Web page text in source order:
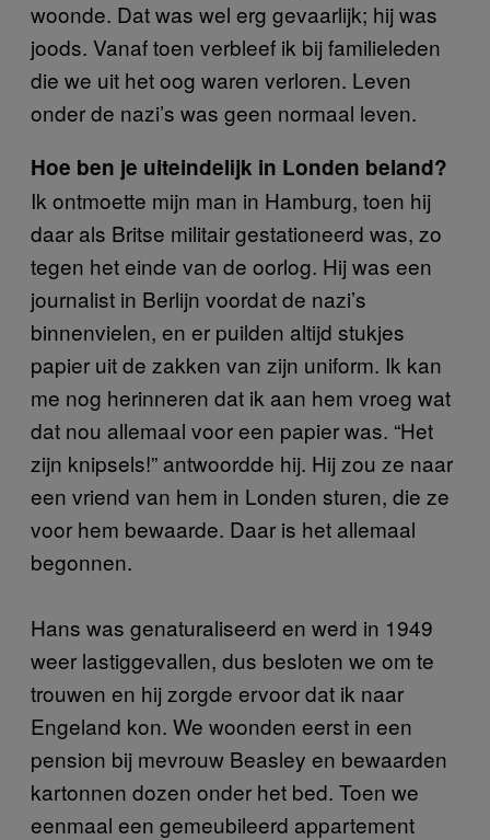
woonde. Dat was wel erg gevaarlijk; hij was
joods. Vanaf toen verbleef ik bij familieleden
die we uit het oog waren verloren. Leven
onder de nazi’s was geen normaal leven.
Hoe ben je uiteindelijk in Londen beland?
Ik ontmoette mijn man in Hamburg, toen hij
daar als Britse militair gestationeerd was, zo
tegen het einde van de oorlog. Hij was een
journalist in Berlijn voordat de nazi’s
binnenvielen, en er puilden altijd stukjes
papier uit de zakken van zijn uniform. Ik kan
me nog herinneren dat ik aan hem vroeg wat
dat nou allemaal voor een papier was. “Het
zijn knipsels!” antwoordde hij. Hij zou ze naar
een vriend van hem in Londen sturen, die ze
voor hem bewaarde. Daar is het allemaal
begonnen.
Hans was genaturaliseerd en werd in 1949
weer lastiggevallen, dus besloten we om te
trouwen en hij zorgde ervoor dat ik naar
Engeland kon. We woonden eerst in een
pension bij mevrouw Beasley en bewaarden
kartonnen dozen onder het bed. Toen we
eenmaal een gemeubileerd appartement